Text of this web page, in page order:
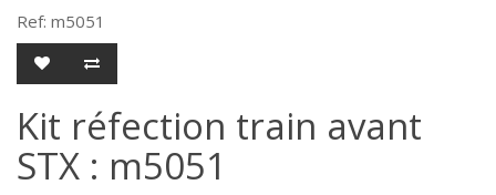
Ref: m5051
Kit réfection train avant
STX : m5051